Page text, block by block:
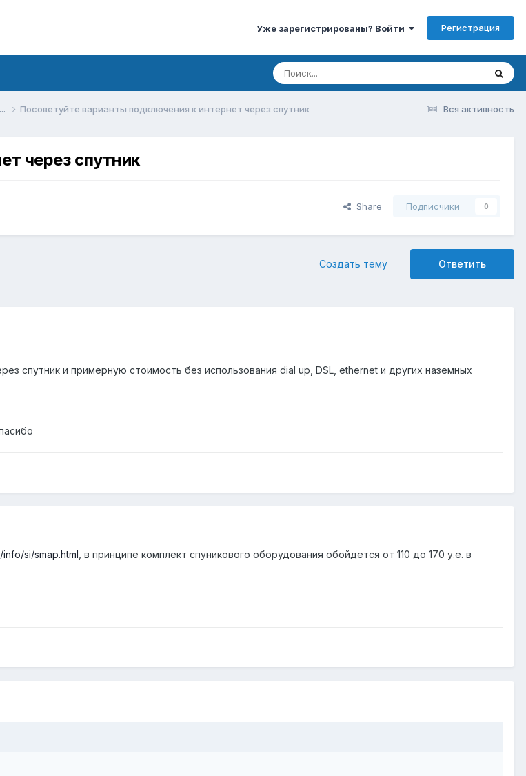
Уже зарегистрированы? Войти Регистрация
Вся активность
Посоветуйте варианты подключения к интернет через спутник
через спутник
Share Подписчики 0
Ответить
Создать тему
спутник и примерную стоимость без использования dial up, DSL, ethernet и других наземных
si/smap.html , в принципе комплект спуникового оборудования обойдется от 110 до 170 у.е. в